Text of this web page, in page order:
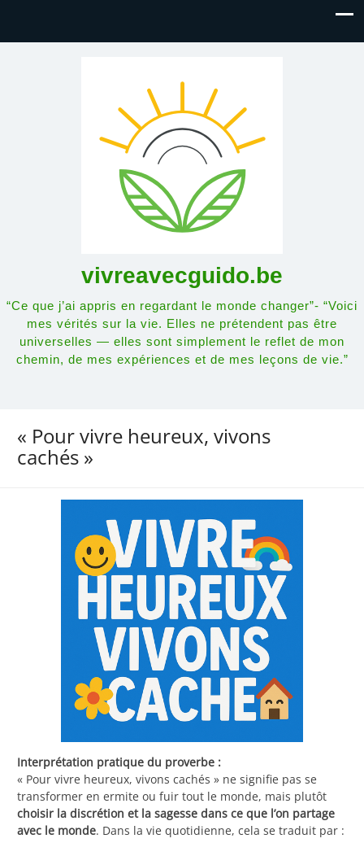
vivreavecguido.be
“Ce que j’ai appris en regardant le monde changer”- “Voici
mes vérités sur la vie. Elles ne prétendent pas être
universelles — elles sont simplement le reflet de mon
chemin, de mes expériences et de mes leçons de vie.”
« Pour vivre heureux, vivons
cachés »
Interprétation pratique du proverbe :
« Pour vivre heureux, vivons cachés » ne signifie pas se
transformer en ermite ou fuir tout le monde, mais plutôt
choisir la discrétion et la sagesse dans ce que l’on partage
avec le monde. Dans la vie quotidienne, cela se traduit par :